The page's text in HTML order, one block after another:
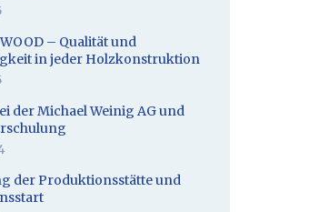
WOOD – Qualität und
in jeder Holzkonstruktion
der Michael Weinig AG und
der Produktionsstätte und